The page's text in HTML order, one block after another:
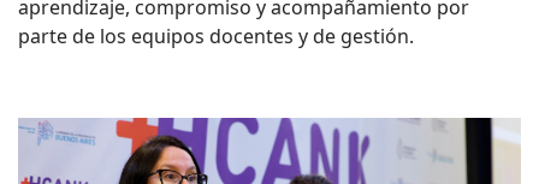
aprendizaje, compromiso y acompañamiento por
parte de los equipos docentes y de gestión.